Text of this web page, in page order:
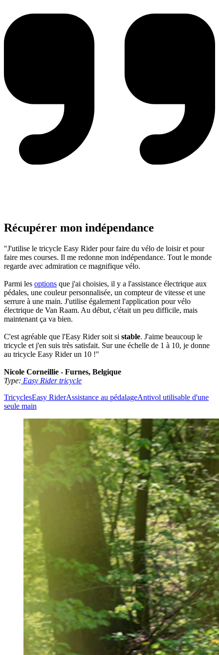
Récupérer mon indépendance
"J'utilise le tricycle Easy Rider pour faire du vélo de loisir et pour
faire mes courses. Il me redonne mon indépendance. Tout le monde
regarde avec admiration ce magnifique vélo.
Parmi les options que j'ai choisies, il y a l'assistance électrique aux
pédales, une couleur personnalisée, un compteur de vitesse et une
serrure à une main. J'utilise également l'application pour vélo
électrique de Van Raam. Au début, c'était un peu difficile, mais
maintenant ça va bien.
C'est agréable que l'Easy Rider soit si stable. J'aime beaucoup le
tricycle et j'en suis très satisfait. Sur une échelle de 1 à 10, je donne
au tricycle Easy Rider un 10 !"
Nicole Corneillie - Furnes, Belgique
Type: Easy Rider tricycle
TricyclesEasy RiderAssistance au pédalageAntivol utilisable d'une
seule main